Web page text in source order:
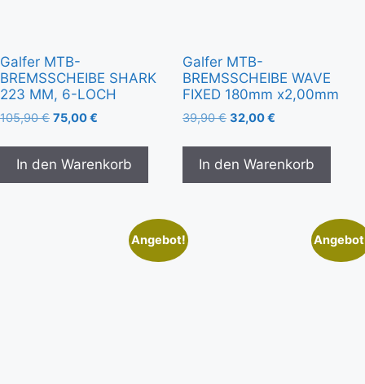
Galfer MTB-
BREMSSCHEIBE SHARK
223 MM, 6-LOCH
105,90€ 75,00€
In den Warenkorb
Galfer MTB-
BREMSSCHEIBE WAVE
FIXED 180mm x2,00mm
39,90€ 32,00€
In den Warenkorb
Angebot!